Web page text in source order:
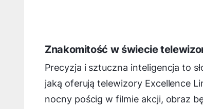
Znakomitość w świecie
Precyzja i sztuczna inteligencja to
jaką oferują telewizory Excellence
nocny pościg w filmie akcji, obraz